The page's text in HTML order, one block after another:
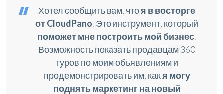
Хотел сообщить вам, чтоя в восторге
от CloudPano. Это инструмент, который
поможет мне построить мой бизнес.
Возможность показать продавцам 360
туров по моим объявлениям и
продемонстрировать им, какя могу
поднять маркетинг на новый